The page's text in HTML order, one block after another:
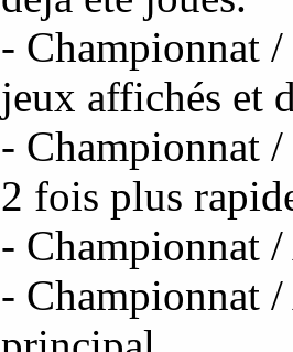
- Championnat
jeux affichés et
- Championnat
2 fois plus
- Championnat
- Championnat